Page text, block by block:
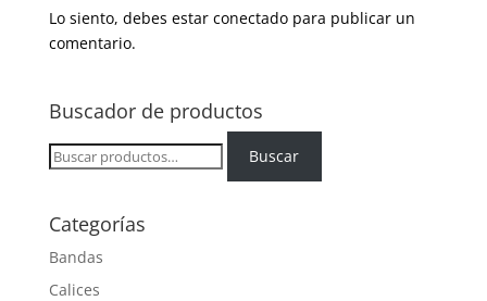
Lo siento, debes estar conectadopara publicar un
comentario.
Buscador de productos
Buscar
por:
Buscar
Categorías
Bandas
Calices